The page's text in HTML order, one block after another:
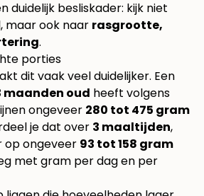
duidelijk besliskader: kijk niet
maar ook naar rasgrootte,
.
porties
dit vaak veel duidelijker. Een
maanden oud heeft volgens
ongeveer 280 tot 475 gram
je dat over 3 maaltijden,
op ongeveer 93 tot 158 gram
met gram per dag en per